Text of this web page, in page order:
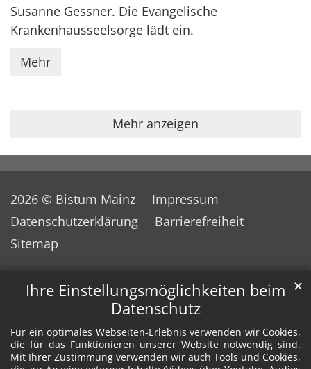
Ihre Einstellungsmöglichkeiten beim
Datenschutz
Für ein optimales Webseiten-Erlebnis verwenden wir Cookies,
die für das Funktionieren unserer Website notwendig sind.
Mit Ihrer Zustimmung verwenden wir auch Tools und Cookies,
✕
Susanne Gessner. Die Evangelische
Krankenhausseelsorge lädt ein.
Mehr
Mehr anzeigen
2026 © Bistum Mainz
Impressum
Datenschutzerklärung
Barrierefreiheit
Sitemap